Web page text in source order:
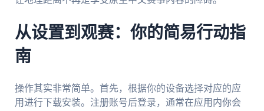
从设置到观赛：你的简易行动指
南
操作其实非常简单。首先，根据你的设备选择对应的应
用进行下载安装。注册账号后登录，通常在应用内你会